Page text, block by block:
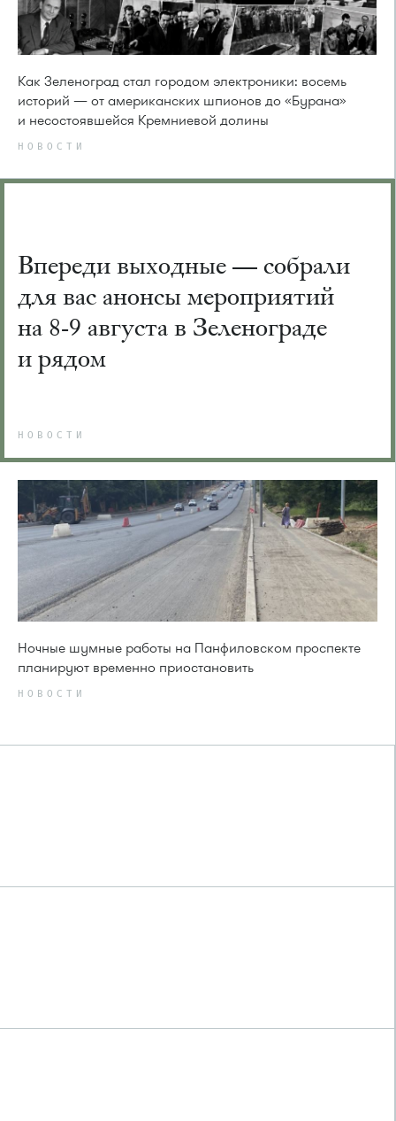
Как Зеленоград стал городом электроники: восемь
историй — от американских шпионов до «Бурана»
и несостоявшейся Кремниевой долины
НОВОСТИ
Впереди выходные — собрали
для вас анонсы мероприятий
на 8-9 августа в Зеленограде
и рядом
НОВОСТИ
Ночные шумные работы на Панфиловском проспекте
планируют временно приостановить
НОВОСТИ